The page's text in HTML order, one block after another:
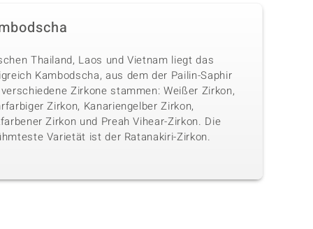
Thailand, Laos und Vietnam liegt das
Kambodscha, aus dem der Pailin-Saphir
Zirkone stammen: Weißer Zirkon,
Zirkon, Kanariengelber Zirkon,
Zirkon und Preah Vihear-Zirkon. Die
Varietät ist der Ratanakiri-Zirkon.